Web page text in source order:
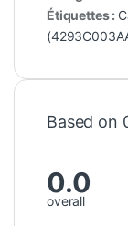
Étiquettes :
Based on
0.0
overall